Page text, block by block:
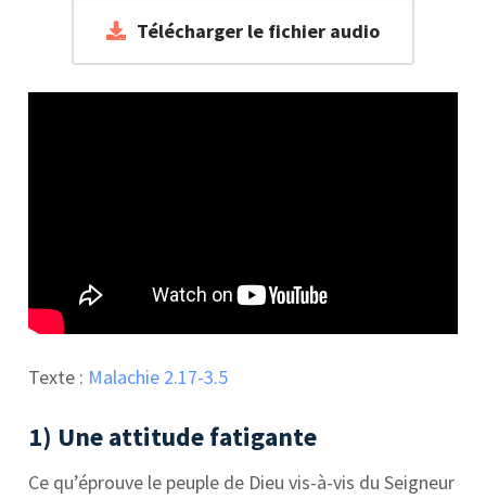
Télécharger le fichier audio
Texte : Malachie 2.17-3.5
1) Une attitude fatigante
Ce qu’éprouve le peuple de Dieu vis-à-vis du Seigneur